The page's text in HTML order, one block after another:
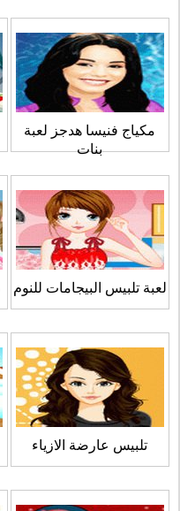
مكياج فنيسا هدجز لعبة
بنات
لعبة تلبيس البيجامات للنوم
تلبيس عارضة الازياء